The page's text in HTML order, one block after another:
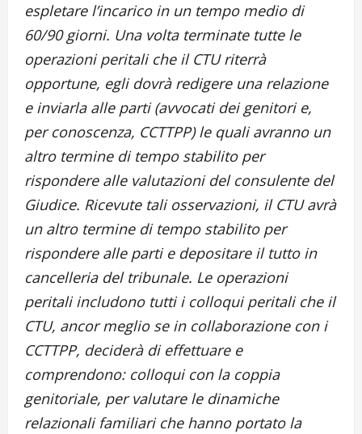
espletare l’incarico in un tempo medio di
60/90 giorni. Una volta terminate tutte le
operazioni peritali che il CTU riterrà
opportune, egli dovrà redigere una relazione
e inviarla alle parti (avvocati dei genitori e,
per conoscenza, CCTTPP) le quali avranno un
altro termine di tempo stabilito per
rispondere alle valutazioni del consulente del
Giudice. Ricevute tali osservazioni, il CTU avrà
un altro termine di tempo stabilito per
rispondere alle parti e depositare il tutto in
cancelleria del tribunale. Le operazioni
peritali includono tutti i colloqui peritali che il
CTU, ancor meglio se in collaborazione con i
CCTTPP, deciderà di effettuare e
comprendono: colloqui con la coppia
genitoriale, per valutare le dinamiche
relazionali familiari che hanno portato la